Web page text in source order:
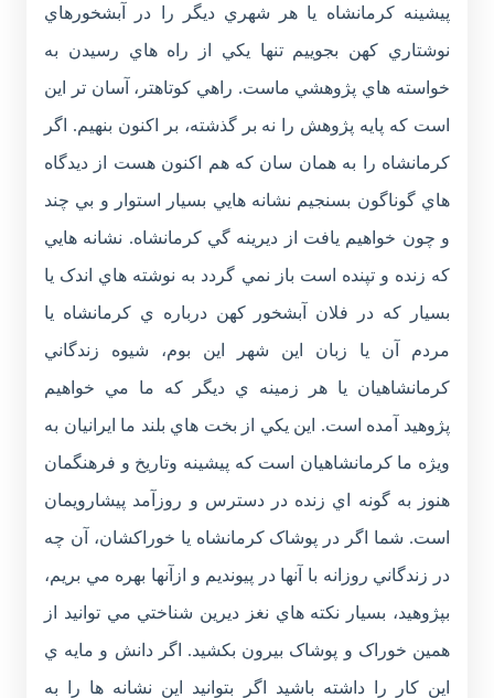
پيشينه کرمانشاه يا هر شهري ديگر را در آبشخورهاي
نوشتاري کهن بجوييم تنها يکي از راه هاي رسيدن به
خواسته هاي پژوهشي ماست. راهي کوتاهتر، آسان تر اين
است که پايه پژوهش را نه بر گذشته، بر اکنون بنهيم. اگر
کرمانشاه را به همان سان که هم اکنون هست از ديدگاه
هاي گوناگون بسنجيم نشانه هايي بسيار استوار و بي چند
و چون خواهيم يافت از ديرينه گي کرمانشاه. نشانه هايي
که زنده و تپنده است باز نمي گردد به نوشته هاي اندک يا
بسيار که در فلان آبشخور کهن درباره ي کرمانشاه يا
مردم آن يا زبان اين شهر اين بوم، شيوه زندگاني
کرمانشاهيان يا هر زمينه ي ديگر که ما مي خواهيم
پژوهيد آمده است. اين يکي از بخت هاي بلند ما ايرانيان به
ويژه ما کرمانشاهيان است که پيشينه وتاريخ و فرهنگمان
هنوز به گونه اي زنده در دسترس و روزآمد پيشارويمان
است. شما اگر در پوشاک کرمانشاه يا خوراکشان، آن چه
در زندگاني روزانه با آنها در پيونديم و ازآنها بهره مي بريم،
بپژوهيد، بسيار نکته هاي نغز ديرين شناختي مي توانيد از
همين خوراک و پوشاک بيرون بکشيد. اگر دانش و مايه ي
اين کار را داشته باشيد اگر بتوانيد اين نشانه ها را به